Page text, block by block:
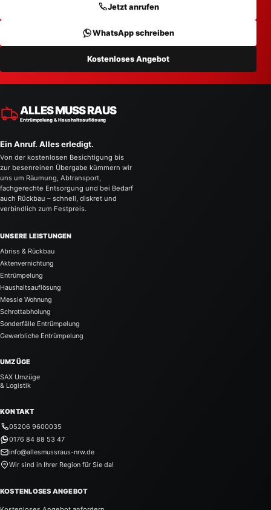
Jetzt anrufen
WhatsApp schreiben
Kostenloses Angebot
ALLES MUSS RAUS
Entrümpelung & Haushaltsauflösung
Ein Anruf. Alles erledigt.
Von der kostenlosen Besichtigung bis
zur besenreinen Übergabe kümmern wir
uns um Räumung, Abtransport,
fachgerechte Entsorgung und bei Bedarf
auch Rückbau – schnell, diskret und
verbindlich zum Festpreis.
UNSERE LEISTUNGEN
Abriss & Rückbau
Aktenvernichtung
Entrümpelung
Haushaltsauflösung
Messie Wohnung
Schrottabholung
Sonderfälle Entrümpelung
Gewerbliche Entrümpelung
UMZÜGE
SAX Umzüge
& Logistik
KONTAKT
05206 9600035
0176 84 88 53 47
info@allesmussraus-nrw.de
Wir sind in Ihrer Region für Sie da!
KOSTENLOSES ANGEBOT